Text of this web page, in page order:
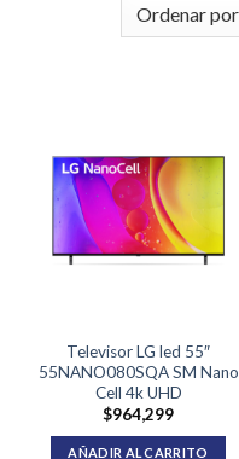
Televisor LG led 55″
55NANO080SQA SM Nano
Cell 4k UHD
$964,299
AÑADIR AL CARRITO